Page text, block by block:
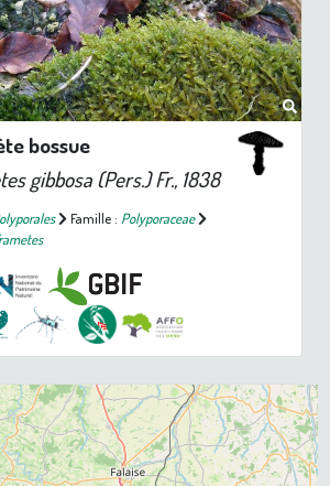
bossue
gibbosa (Pers.) Fr., 1838
Famille : Polyporaceae